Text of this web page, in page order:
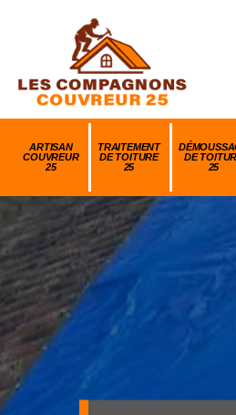
ARTISAN
COUVREUR
25
TRAITEMENT
DE TOITURE
25
DE
25